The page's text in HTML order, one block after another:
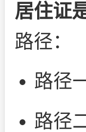
居住证
路径：
路径
路径